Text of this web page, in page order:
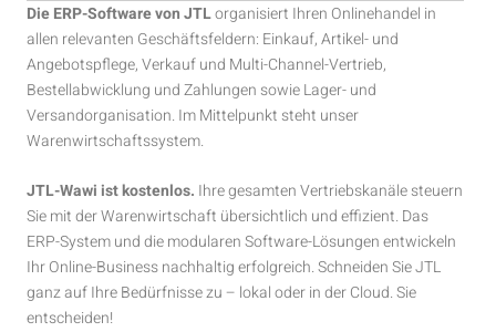
Die ERP-Software von JTLorganisiert Ihren Onlinehandel in
allen relevanten Geschäftsfeldern: Einkauf, Artikel- und
Angebotspflege, Verkauf und Multi-Channel-Vertrieb,
Bestellabwicklung und Zahlungen sowie Lager- und
Versandorganisation. Im Mittelpunkt steht unser
Warenwirtschaftssystem.
JTL-Wawi ist kostenlos. Ihre gesamten Vertriebskanäle steuern
Sie mit der Warenwirtschaft übersichtlich und effizient. Das
ERP-System und die modularen Software-Lösungen entwickeln
Ihr Online-Business nachhaltig erfolgreich. Schneiden Sie JTL
ganz auf Ihre Bedürfnisse zu – lokal oder in der Cloud. Sie
entscheiden!